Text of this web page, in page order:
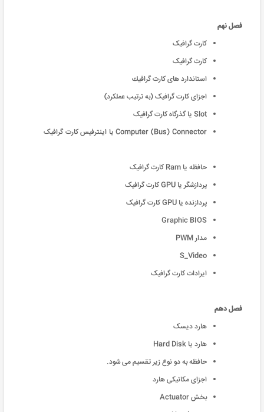
فصل نهم
کارت گرافیک
کارت گرافیک
استاندارد های كارت گرافیك
اجزای کارت گرافیک (به ترتیب عملکرد)
Slot یا گذرگاه کارت گرافیک
Computer (Bus) Connector یا اینترفیس کارت گرافیک
حافظه یا Ram کارت گرافیک
پردازشگر یا GPU کارت گرافیک
پردازنده یا GPU کارت گرافیک
Graphic BIOS
مدار PWM
S_Video
ایرادات کارت گرافیک
فصل دهم
هارد دیسک
هارد یا Hard Disk
حافظه به دو نوع زیر تقسیم می شود.
اجزای مکانیکی هارد
بخش Actuator